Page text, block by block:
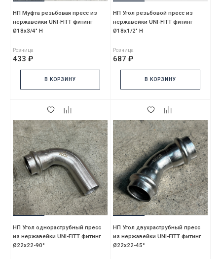
НП Муфта резьбовая пресс из
нержавейки UNI-FITT фитинг
Ø18x3/4" Н
Розница
433 ₽
В КОРЗИНУ
НП Угол резьбовой пресс из
нержавейки UNI-FITT фитинг
Ø18x1/2" Н
Розница
687 ₽
В КОРЗИНУ
НП Угол однораструбный пресс
из нержавейки UNI-FITT фитинг
Ø22х22-90°
НП Угол двухраструбный пресс
из нержавейки UNI-FITT фитинг
Ø22х22-45°